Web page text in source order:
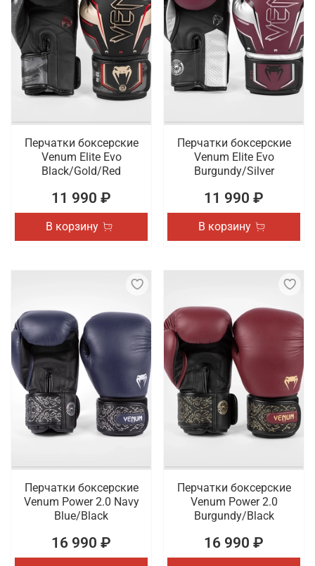
Перчатки боксерские
Venum Elite Evo
Black/Gold/Red
11 990 ₽
В корзину
Перчатки боксерские
Venum Elite Evo
Burgundy/Silver
11 990 ₽
В корзину
Перчатки боксерские
Venum Power 2.0 Navy
Blue/Black
16 990 ₽
Перчатки боксерские
Venum Power 2.0
Burgundy/Black
16 990 ₽